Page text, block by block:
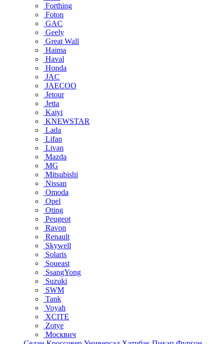
Forthing
Foton
GAC
Geely
Great Wall
Haima
Haval
Honda
JAC
JAECOO
Jetour
Jetta
Kaiyi
KNEWSTAR
Lada
Lifan
Livan
Mazda
MG
Mitsubishi
Nissan
Omoda
Opel
Oting
Peugeot
Ravon
Renault
Skywell
Solaris
Soueast
SsangYong
Suzuki
SWM
Tank
Voyah
XCITE
Zotye
Москвич